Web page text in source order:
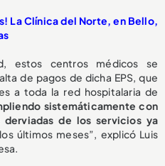
La Clínica del Norte, en Bello,
estos centros médicos se
de pagos de dicha EPS, que
a toda la red hospitalaria de
sistemáticamente con
de los servicios ya
últimos meses”, explicó Luis